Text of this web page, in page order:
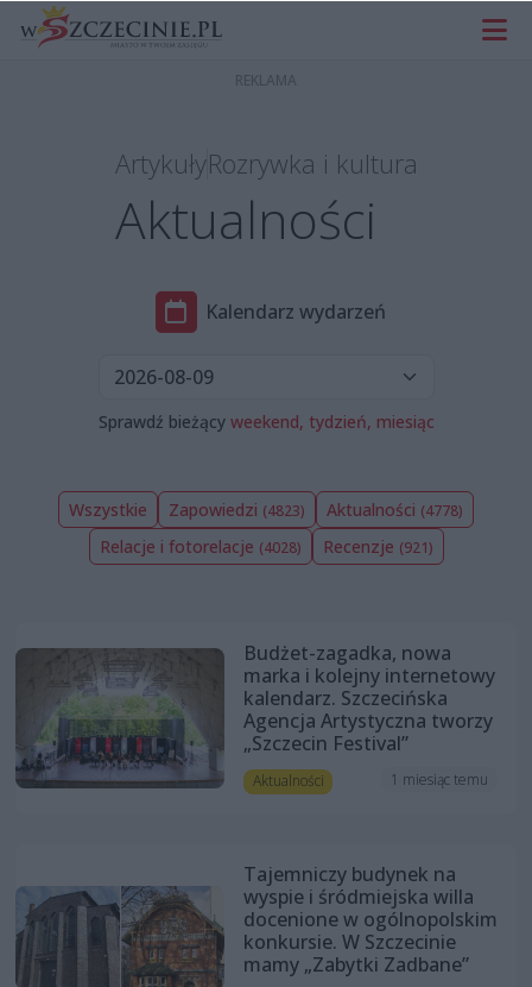
ArtykułyRozrywka i kultura
Aktualności
Kalendarz wydarzeń
Sprawdź bieżący weekend, tydzień, miesiąc
Wszystkie Zapowiedzi (4823) Aktualności (4778)
Relacje i fotorelacje (4028) Recenzje (921)
Budżet-zagadka, nowa
marka i kolejny internetowy
kalendarz. Szczecińska
Agencja Artystyczna tworzy
„Szczecin Festival”
Aktualności 1 miesiąc temu
Tajemniczy budynek na
wyspie i śródmiejska willa
docenione w ogólnopolskim
konkursie. W Szczecinie
mamy „Zabytki Zadbane”